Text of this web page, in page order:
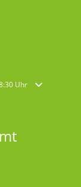
auszublenden
Uhr